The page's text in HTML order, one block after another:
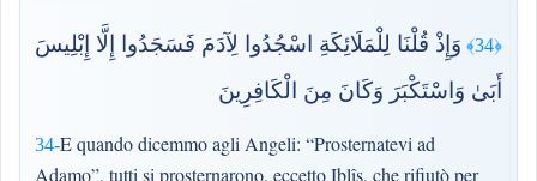
﴿34﴾
وَإِذْ قُلْنَا لِلْمَلَائِكَةِ اسْجُدُوا لِآدَمَ فَسَجَدُوا إِلَّا إِبْلِيسَ
أَبَىٰ وَاسْتَكْبَرَ وَكَانَ مِنَ الْكَافِرِينَ
34-E quando dicemmo agli Angeli: “Prosternatevi ad
Adamo”, tutti si prosternarono, eccetto Iblîs, che rifiutò per